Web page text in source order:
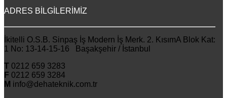
ADRES BİLGİLERİMİZ
İkitelli O.S.B. Sinpaş İş Modern İş Merk. 2. KısımA Blok Kat:
1 No: 13-14-15-16 Başakşehir / İstanbul
T 0212 659 3283
F 0212 659 3284
M info@dehateknik.com.tr